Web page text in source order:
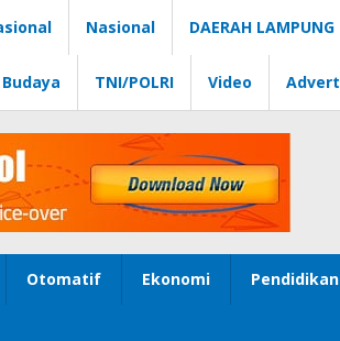
Nasional DAERAH LAMPUNG
TNI/POLRI Video
Otomatif Ekonomi Pendidikan